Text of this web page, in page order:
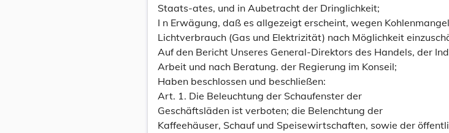
Staats-ates, und in Aubetracht der Dringlichkeit;
I n Erwägung, daß es allgezeigt erscheint, wegen
Lichtverbrauch (Gas und Elektrizität) nach Möglichkeit
Auf den Bericht Unseres General-Direktors des Handels, der
Arbeit und nach Beratung. der Regierung im Konseil;
Haben beschlossen und beschließen:
Art. 1. Die Beleuchtung der Schaufenster der
Geschäftsläden ist verboten; die Belenchtung der
Kaffeehäuser, Schauf und Speisewirtschaften, sowie der